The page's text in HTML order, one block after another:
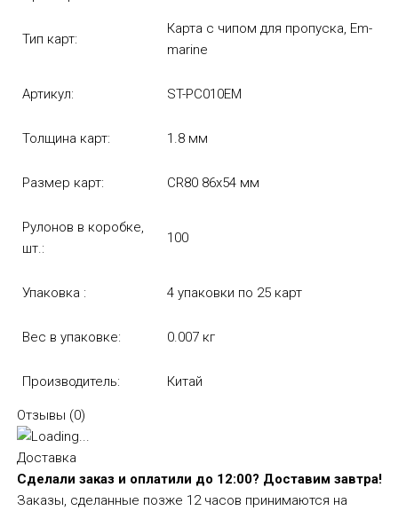
Тип карт:
Карта с чипом для пропуска, Em-
marine
Артикул: ST-PC010EM
Толщина карт: 1.8 мм
Размер карт: CR80 86x54 мм
Рулонов в коробке,
шт.:
100
Упаковка : 4 упаковки по 25 карт
Вес в упаковке: 0.007 кг
Производитель: Китай
Отзывы (0)
Доставка
Сделали заказ и оплатили до 12:00? Доставим завтра!
Заказы, сделанные позже 12 часов принимаются на